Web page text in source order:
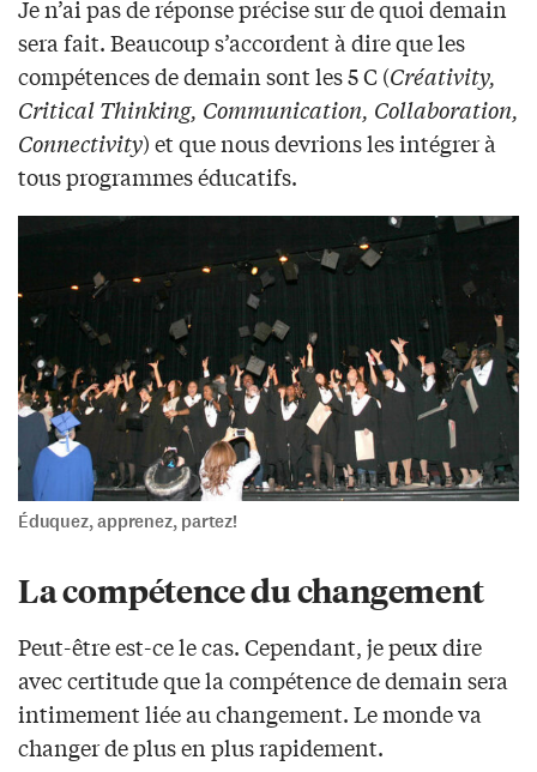
Je n’ai pas de réponse précise sur de quoi demain
sera fait. Beaucoup s’accordent à dire que les
compétences de demain sont les 5 C (Créativity,
Critical Thinking, Communication, Collaboration,
Connectivity) et que nous devrions les intégrer à
tous programmes éducatifs.
Éduquez, apprenez, partez!
La compétence du changement
Peut-être est-ce le cas. Cependant, je peux dire
avec certitude que la compétence de demain sera
intimement liée au changement. Le monde va
changer de plus en plus rapidement.